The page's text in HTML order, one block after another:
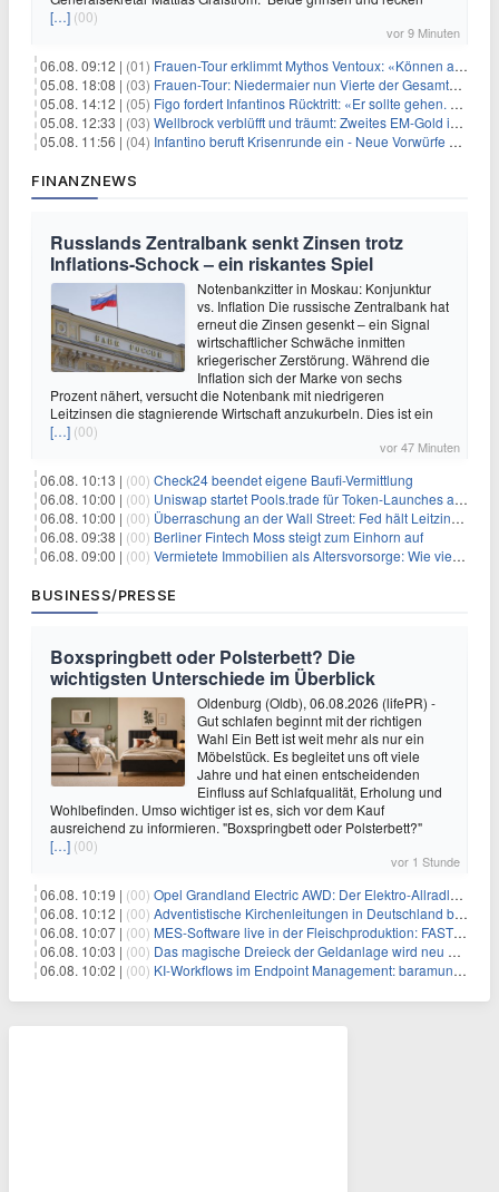
[…] (00)
vor 9 Minuten
06.08. 09:12 | (01) Frauen-Tour erklimmt Mythos Ventoux: «Können alles schaffen»
05.08. 18:08 | (03) Frauen-Tour: Niedermaier nun Vierte der Gesamtwertung
05.08. 14:12 | (05) Figo fordert Infantinos Rücktritt: «Er sollte gehen. Jetzt»
05.08. 12:33 | (03) Wellbrock verblüfft und träumt: Zweites EM-Gold in Paris
05.08. 11:56 | (04) Infantino beruft Krisenrunde ein - Neue Vorwürfe gegen FIFA
FINANZNEWS
Russlands Zentralbank senkt Zinsen trotz
Inflations-Schock – ein riskantes Spiel
Notenbankzitter in Moskau: Konjunktur
vs. Inflation Die russische Zentralbank hat
erneut die Zinsen gesenkt – ein Signal
wirtschaftlicher Schwäche inmitten
kriegerischer Zerstörung. Während die
Inflation sich der Marke von sechs
Prozent nähert, versucht die Notenbank mit niedrigeren
Leitzinsen die stagnierende Wirtschaft anzukurbeln. Dies ist ein
[…] (00)
vor 47 Minuten
06.08. 10:13 | (00) Check24 beendet eigene Baufi-Vermittlung
06.08. 10:00 | (00) Uniswap startet Pools.trade für Token-Launches auf Robinhood Chain
06.08. 10:00 | (00) Überraschung an der Wall Street: Fed hält Leitzins fest – aber Warsh sendet klares Signal
06.08. 09:38 | (00) Berliner Fintech Moss steigt zum Einhorn auf
06.08. 09:00 | (00) Vermietete Immobilien als Altersvorsorge: Wie viel Rendite Vermieter wirklich verdienen
BUSINESS/PRESSE
Boxspringbett oder Polsterbett? Die
wichtigsten Unterschiede im Überblick
Oldenburg (Oldb), 06.08.2026 (lifePR) -
Gut schlafen beginnt mit der richtigen
Wahl Ein Bett ist weit mehr als nur ein
Möbelstück. Es begleitet uns oft viele
Jahre und hat einen entscheidenden
Einfluss auf Schlafqualität, Erholung und
Wohlbefinden. Umso wichtiger ist es, sich vor dem Kauf
ausreichend zu informieren. "Boxspringbett oder Polsterbett?"
[…] (00)
vor 1 Stunde
06.08. 10:19 | (00) Opel Grandland Electric AWD: Der Elektro-Allradler als zugkräftiges Wohnwagen-Gespann
06.08. 10:12 | (00) Adventistische Kirchenleitungen in Deutschland bekräftigen ihre „Stellungnahme zur gesellschaftlichen Situation“
06.08. 10:07 | (00) MES-Software live in der Fleischproduktion: FASTEC 4 PRO steigert OEE und spart bei Goldschmaus zwei Schichten pro Woche
06.08. 10:03 | (00) Das magische Dreieck der Geldanlage wird neu definiert
06.08. 10:02 | (00) KI-Workflows im Endpoint Management: baramundi erweitert die Management Suite um MCP-Server und n8n-Integration